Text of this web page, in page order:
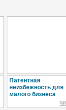
Патентная
неизбежность для
малого бизнеса